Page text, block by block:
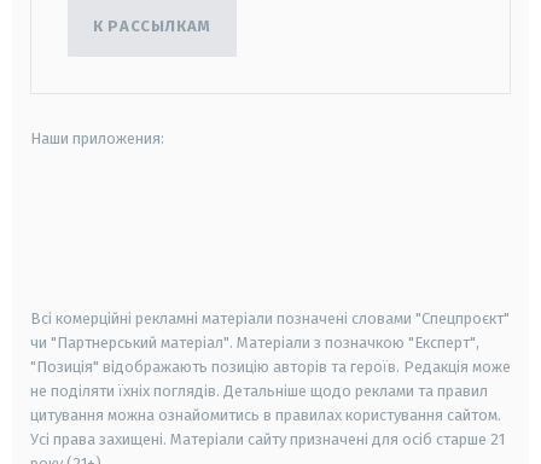
К РАССЫЛКАМ
Наши приложения:
Всі комерційні рекламні матеріали позначені словами "Спецпроєкт"
чи "Партнерський матеріал". Матеріали з позначкою "Експерт",
"Позиція" відображають позицію авторів та героїв. Редакція може
не поділяти їхніх поглядів. Детальніше щодо реклами та правил
цитування можна ознайомитись в правилах користування сайтом.
Усі права захищені. Матеріали сайту призначені для осіб старше 21